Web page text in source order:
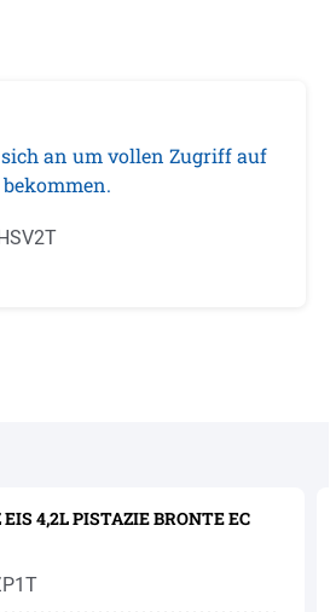
an um vollen Zugriff auf
EIS 4,2L PISTAZIE BRONTE EC